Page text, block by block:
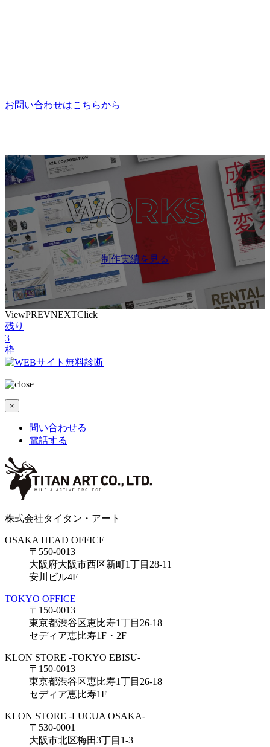
お問い合わせはこちらから
制作実績を見る
ViewPREVNEXTClick
残り
3
枠
×
問い合わせる
電話する
株式会社タイタン・アート
OSAKA HEAD OFFICE
〒550-0013
大阪府大阪市西区新町1丁目28-11
安川ビル4F
TOKYO OFFICE
〒150-0013
東京都渋谷区恵比寿1丁目26-18
セディア恵比寿1F・2F
KLON STORE -TOKYO EBISU-
〒150-0013
東京都渋谷区恵比寿1丁目26-18
セディア恵比寿1F
KLON STORE -LUCUA OSAKA-
〒530-0001
大阪市北区梅田3丁目1-3